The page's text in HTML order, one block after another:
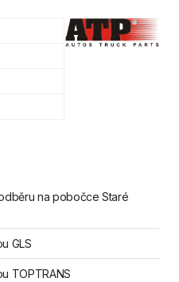
na pobočce Staré
GLS
TOPTRANS